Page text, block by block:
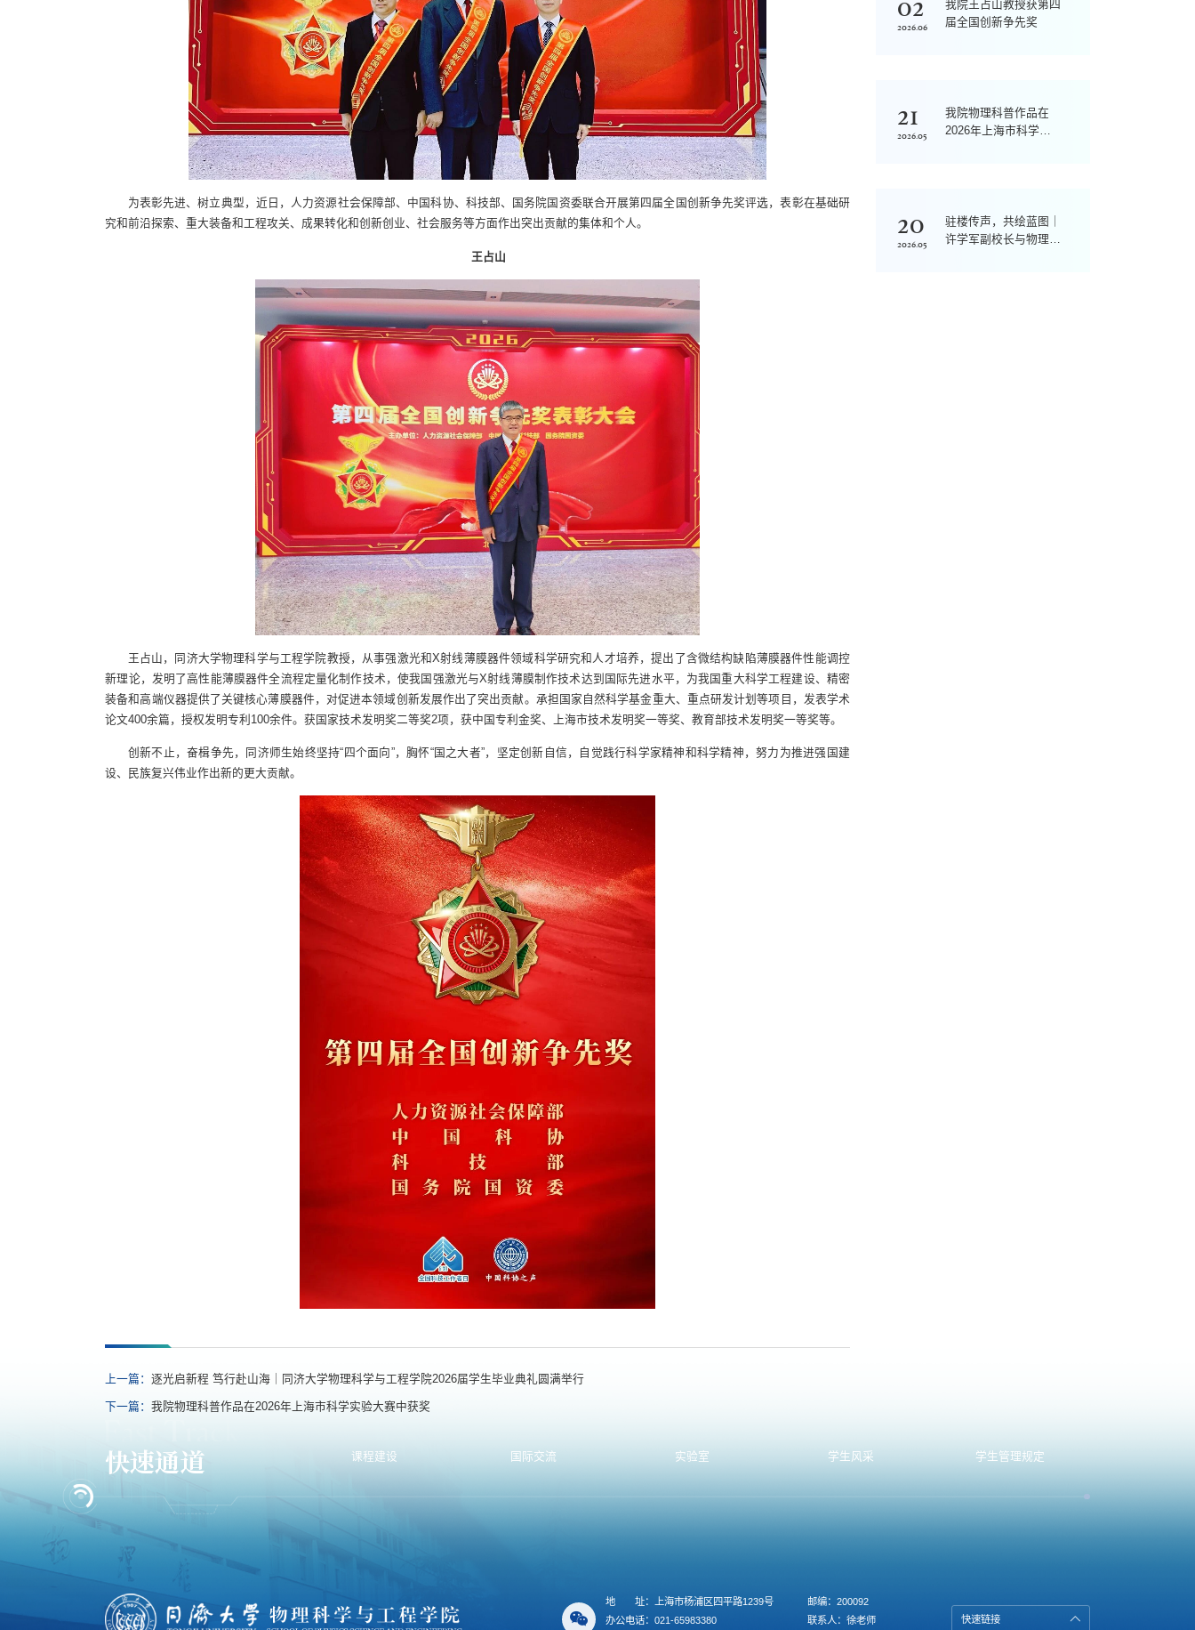
为表彰先进、树立典型，近日，人力资源社会保障部、中国科协、科技部、国务院国资委联合开展第四届全国创新争先奖评选，表彰在基础研
究和前沿探索、重大装备和工程攻关、成果转化和创新创业、社会服务等方面作出突出贡献的集体和个人。
王占山
王占山，同济大学物理科学与工程学院教授，从事强激光和X射线薄膜器件领域科学研究和人才培养，提出了含微结构缺陷薄膜器件性能调控
新理论，发明了高性能薄膜器件全流程定量化制作技术，使我国强激光与X射线薄膜制作技术达到国际先进水平，为我国重大科学工程建设、精密
装备和高端仪器提供了关键核心薄膜器件，对促进本领域创新发展作出了突出贡献。承担国家自然科学基金重大、重点研发计划等项目，发表学术
论文400余篇，授权发明专利100余件。获国家技术发明奖二等奖2项，获中国专利金奖、上海市技术发明奖一等奖、教育部技术发明奖一等奖等。
创新不止，奋楫争先，同济师生始终坚持“四个面向”，胸怀“国之大者”，坚定创新自信，自觉践行科学家精神和科学精神，努力为推进强国建
设、民族复兴伟业作出新的更大贡献。
上一篇：逐光启新程 笃行赴山海｜同济大学物理科学与工程学院2026届学生毕业典礼圆满举行
下一篇：我院物理科普作品在2026年上海市科学实验大赛中获奖
02
2026.06
我院王占山教授获第四
届全国创新争先奖
21
2026.05
我院物理科普作品在
2026年上海市科学实
20
2026.05
驻楼传声，共绘蓝图｜
许学军副校长与物理学
快速通道 课程建设 国际交流 实验室 学生风采 学生管理规定
地 址：上海市杨浦区四平路1239号
邮编：200092
办公电话：021-65983380
联系人：徐老师 快速链接